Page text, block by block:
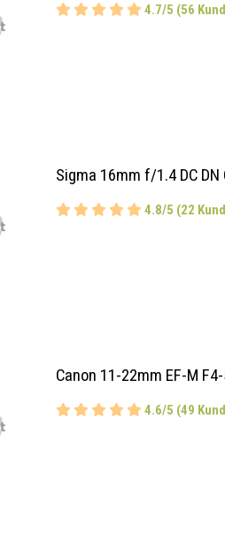
4.7/5 (56
Sigma 16mm f/1.4 DC
4.8/5 (22
Canon 11-22mm EF-M
4.6/5 (49